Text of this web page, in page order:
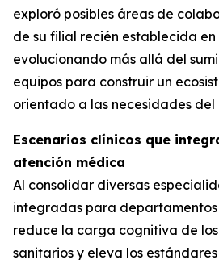
exploró posibles áreas de
de su filial recién establecida en
evolucionando más allá del
equipos para construir un
orientado a las necesidades del
Escenarios clínicos que
atención médica
Al consolidar diversas
integradas para departamentos
reduce la carga cognitiva de
sanitarios y eleva los